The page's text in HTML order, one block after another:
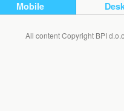
Mobile
All content Copyright BPI